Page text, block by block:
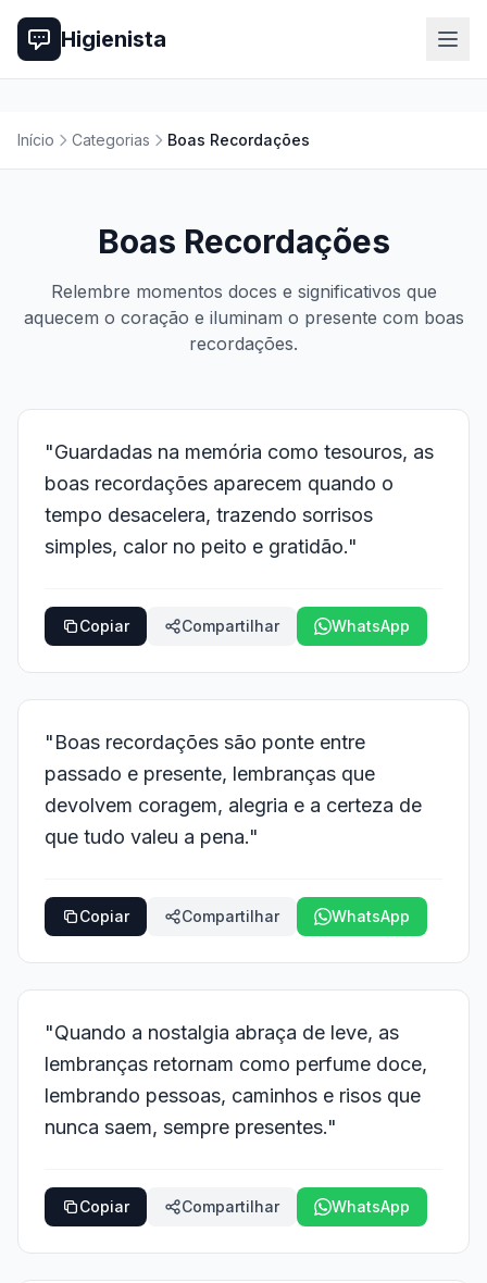
Higienista
Início Categorias Boas Recordações
Boas Recordações
Relembre momentos doces e significativos que
aquecem o coração e iluminam o presente com boas
recordações.
"Guardadas na memória como tesouros, as
boas recordações aparecem quando o
tempo desacelera, trazendo sorrisos
simples, calor no peito e gratidão."
Copiar Compartilhar WhatsApp
"Boas recordações são ponte entre
passado e presente, lembranças que
devolvem coragem, alegria e a certeza de
que tudo valeu a pena."
Copiar Compartilhar WhatsApp
"Quando a nostalgia abraça de leve, as
lembranças retornam como perfume doce,
lembrando pessoas, caminhos e risos que
nunca saem, sempre presentes."
Copiar Compartilhar WhatsApp